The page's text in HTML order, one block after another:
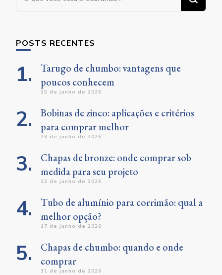
algo?
POSTS RECENTES
Tarugo de chumbo: vantagens que
poucos conhecem
25 de junho de 2026
Bobinas de zinco: aplicações e critérios
para comprar melhor
23 de junho de 2026
Chapas de bronze: onde comprar sob
medida para seu projeto
22 de junho de 2026
Tubo de alumínio para corrimão: qual a
melhor opção?
17 de junho de 2026
Chapas de chumbo: quando e onde
comprar
11 de junho de 2026